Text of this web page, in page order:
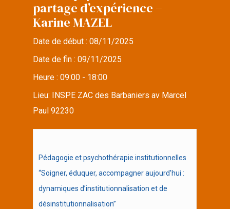
partage d’expérience –
Karine MAZEL
Date de début :08/11/2025
Date de fin :09/11/2025
Heure :09:00 - 18:00
Lieu:
INSPE ZAC des Barbaniers av Marcel
Paul 92230
Pédagogie et psychothérapie institutionnelles
“Soigner, éduquer, accompagner aujourd’hui :
dynamiques d’institutionnalisation et de
désinstitutionnalisation”